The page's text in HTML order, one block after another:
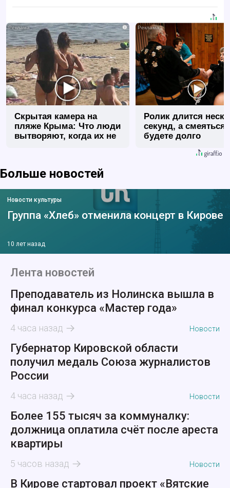
i
Скрытая камера на
пляже Крыма: Что люди
вытворяют, когда их не
Ролик длится
секунд, а смеяться
будете долго
Больше новостей
Новости культуры
Группа «Хлеб» отменила концерт в Кирове
10 лет назад
Лента новостей
Преподаватель из Нолинска вышла в
финал конкурса «Мастер года»
4 часа назад Новости
Губернатор Кировской области
получил медаль Союза журналистов
России
4 часа назад Новости
Более 155 тысяч за коммуналку:
должница оплатила счёт после ареста
квартиры
5 часов назад Новости
В Кирове стартовал проект «Вятские